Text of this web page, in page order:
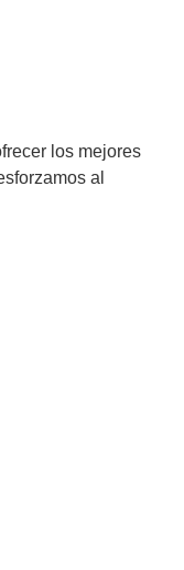
los mejores
al